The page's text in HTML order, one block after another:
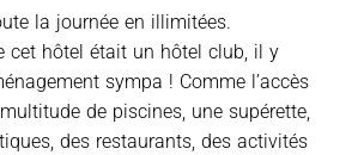
la journée en illimitées.
cet hôtel était un hôtel club, il y
sympa ! Comme l’accès
de piscines, une supérette,
des restaurants, des activités